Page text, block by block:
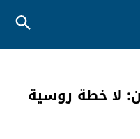
لا خطة روسية